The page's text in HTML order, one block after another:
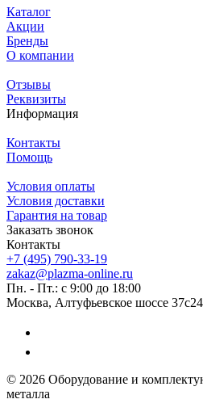
Каталог
Акции
Бренды
О компании
Отзывы
Реквизиты
Информация
Контакты
Помощь
Условия оплаты
Условия доставки
Гарантия на товар
Заказать звонок
Контакты
+7 (495) 790-33-19
zakaz@plazma-online.ru
Пн. - Пт.: с 9:00 до 18:00
Москва, Алтуфьевское шоссе 37с24
© 2026 Оборудование и
металла